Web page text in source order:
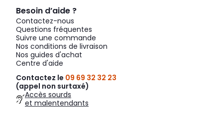
Besoin d’aide ?
Contactez-nous
Questions fréquentes
Suivre une commande
Nos conditions de livraison
Nos guides d'achat
Centre d'aide
Contactez le 09 69 32 32 23
(appel non surtaxé)
Accès sourds
et malentendants